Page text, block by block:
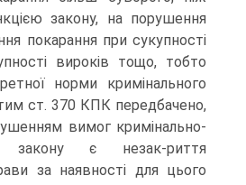
закону, на порушення
покарання при сукупності
вироків тощо, тобто
норми кримінального
ст. 370 КПК передбачено,
вимог кримінально-
закону є незак-риття
за наявності для цього